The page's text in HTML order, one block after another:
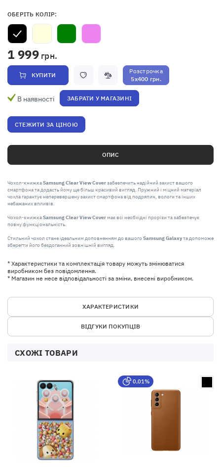
ОБЕРІТЬ КОЛІР:
1 999 грн.
КУПИТИ
Розстрочка
5x400 грн.
В наявності ЗАБРАТИ У МАГАЗИНІ
СТЕЖИТИ ЗА ЦІНОЮ
ОПИС
Чохол-книжкаSamsung Clear View Coverзабезпечить надійний захист вашого
смартфона та додасть йому ще більш красивий вигляд. Пружний і міцний матеріал
чохла гарантує неперевершену захист смартфона від подряпин, вологи та інших
небажаних впливів.
Чохол-книжкаSamsung Clear View Cover має всі необхідні прорізи та забезпечує
повну функціональність.
Стильний чохол стане ідеальним доповненням до вашого Samsung Galaxyта допоможе
зберегти його бездоганний зовнішній вигляд.
* Характеристики та комплектація товару можуть змінюватися
виробником без повідомлення.
* Магазин не несе відповідальності за зміни, внесені виробником.
ХАРАКТЕРИСТИКИ
ВІДГУКИ ПОКУПЦІВ
СХОЖІ ТОВАРИ
0,01%